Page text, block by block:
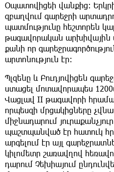
Օպատովիցեի վանքից։
զբաղվում գարեջրի
պատմությունը հեշտորեն
թագավորական արխիվային
քանի որ
արտոնություն էր։
Պլզենը և Բուդյովիցեն
ստացել մոտավորապես
Վացլավ II թագավորի
որպեսզի մրցակիցները
միջնադարում
պաշտպանված էր հատուկ
արգելում էր այլ
կիլոմետր շառավղով
դարում Չեխիայում